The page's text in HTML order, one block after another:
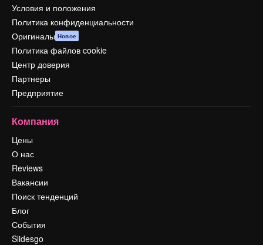
Условия и положения
Политика конфиденциальности
Оригиналы Новое
Политика файлов cookie
Центр доверия
Партнеры
Предприятие
Компания
Цены
О нас
Reviews
Вакансии
Поиск тенденций
Блог
События
Slidesgo